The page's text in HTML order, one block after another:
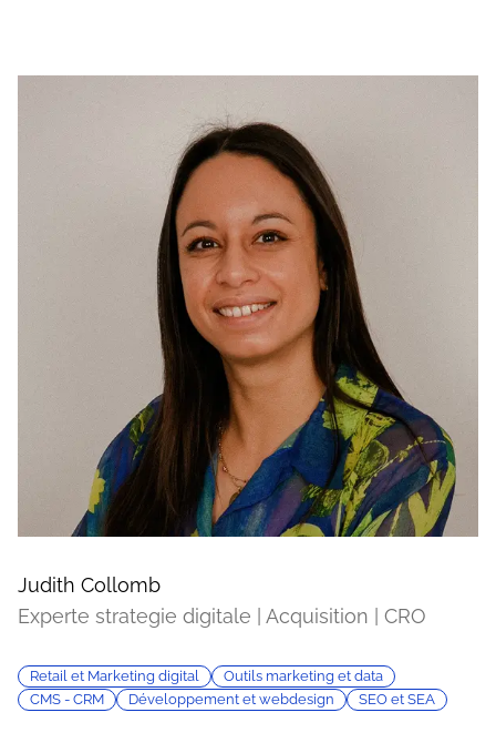
Judith Collomb
Experte strategie digitale | Acquisition | CRO
Retail et Marketing digital
Outils marketing et data
CMS - CRM
Développement et webdesign SEO et SEA